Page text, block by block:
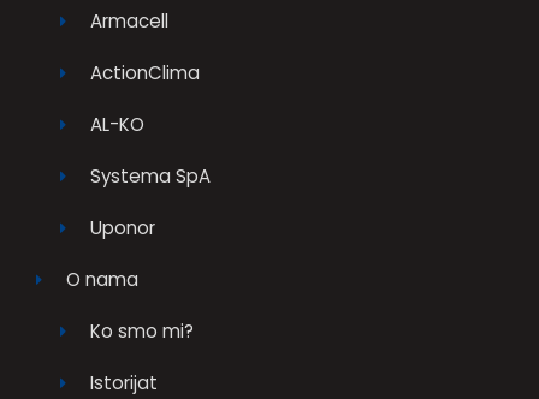
Armacell
ActionClima
AL-KO
Systema SpA
Uponor
O nama
Ko smo mi?
Istorijat